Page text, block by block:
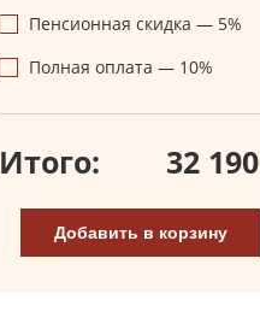
Пенсионная скидка — 5%
Полная оплата — 10%
Итого: 32 190
Добавить в корзину